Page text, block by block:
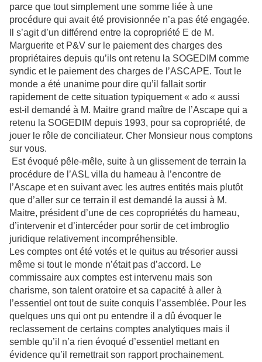
parce que tout simplement une somme liée à une
procédure qui avait été provisionnée n’a pas été engagée.
Il s’agit d’un différend entre la copropriété E de M.
Marguerite et P&V sur le paiement des charges des
propriétaires depuis qu’ils ont retenu la SOGEDIM comme
syndic et le paiement des charges de l’ASCAPE. Tout le
monde a été unanime pour dire qu’il fallait sortir
rapidement de cette situation typiquement « ado « aussi
est-il demandé à M. Maitre grand maître de l’Ascape qui a
retenu la SOGEDIM depuis 1993, pour sa copropriété, de
jouer le rôle de conciliateur. Cher Monsieur nous comptons
sur vous.
Est évoqué pêle-mêle, suite à un glissement de terrain la
procédure de l’ASL villa du hameau à l’encontre de
l’Ascape et en suivant avec les autres entités mais plutôt
que d’aller sur ce terrain il est demandé la aussi à M.
Maitre, président d’une de ces copropriétés du hameau,
d’intervenir et d’intercéder pour sortir de cet imbroglio
juridique relativement incompréhensible.
Les comptes ont été votés et le quitus au trésorier aussi
même si tout le monde n’était pas d’accord. Le
commissaire aux comptes est intervenu mais son
charisme, son talent oratoire et sa capacité à aller à
l’essentiel ont tout de suite conquis l’assemblée. Pour les
quelques uns qui ont pu entendre il a dû évoquer le
reclassement de certains comptes analytiques mais il
semble qu’il n’a rien évoqué d’essentiel mettant en
évidence qu’il remettrait son rapport prochainement.